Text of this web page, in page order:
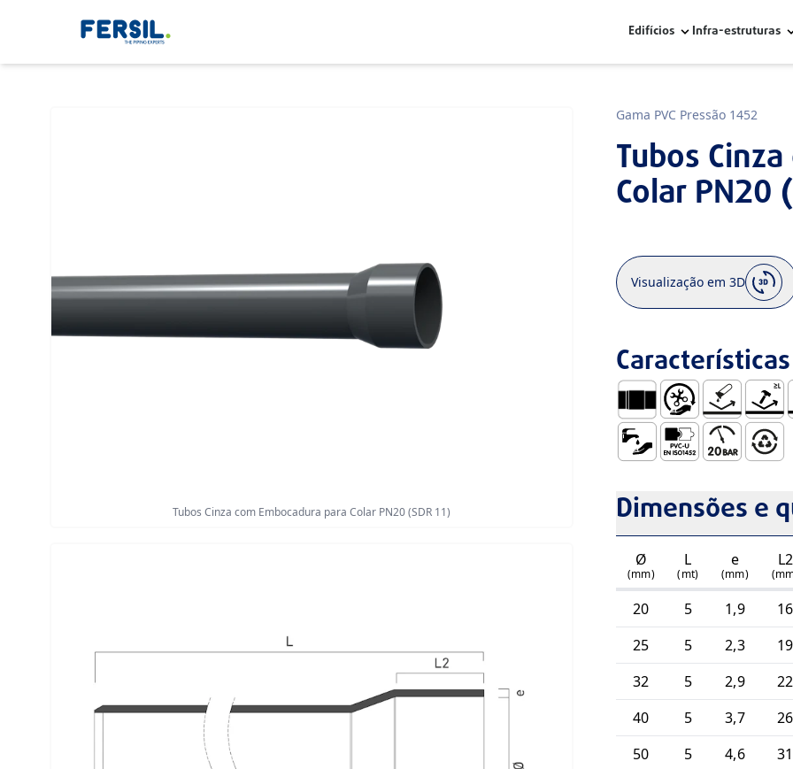
Edifícios Infra-estruturas
Tubos Cinza com Embocadura para Colar PN20 (SDR 11)
Gama PVC Pressão 1452
Tubos
Colar PN20
Visualização em 3D
Características
Embocadura para Colar
Fácil Não Sofre
Dimensões e
Ø
(mm)
L
(mt)
e
(mm)
L2
20
5 1,9 16
25
5 2,3 19
32
5 2,9 22
40
5 3,7 26
50
5 4,6 31